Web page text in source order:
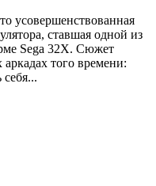
усовершенствованная
ставшая одной из
Sega 32X. Сюжет
того времени:
себя...